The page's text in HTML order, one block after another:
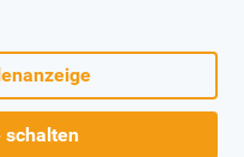
schalten